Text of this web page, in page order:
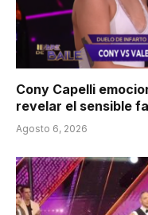
Cony Capelli
revelar el sensible
Agosto 6, 2026